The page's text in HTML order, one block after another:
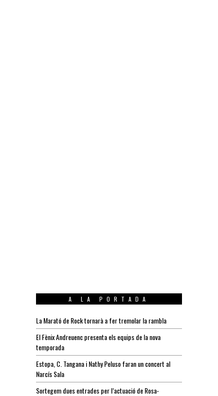
A LA PORTADA
La Marató de Rock tornarà a fer tremolar la rambla
El Fènix Andreuenc presenta els equips de la nova
temporada
Estopa, C. Tangana i Nathy Peluso faran un concert al
Narcís Sala
Sortegem dues entrades per l’actuació de Rosa-